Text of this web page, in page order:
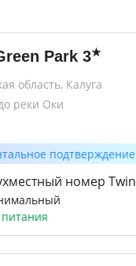
Park 3★
область, Калуга
реки Оки
подтверждение
номер Twin